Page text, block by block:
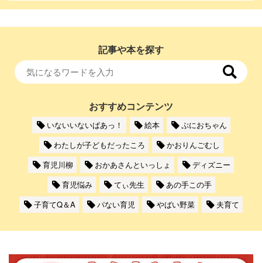
記事や本を探す
おすすめコンテンツ
いないいないばあっ！ 絵本
ぷにおちゃん
わたしが子どもだったころ
かおりんごむし
育児川柳
おかあさんといっしょ
ディズニー
育児悩み
てぃ先生
あの手この手
子育てQ＆A
パない育児 やばい野菜 夫育て